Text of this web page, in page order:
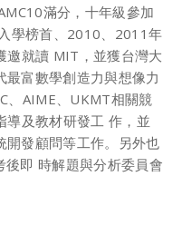
滿分，十年級參加
學榜首、2010、2011年
邀就讀 MIT，並獲台灣大
富數學創造力與想像力
、AIME、UKMT相關競
及教材研發工 作，並
開發顧問等工作。另外也
即 時解題與分析委員會